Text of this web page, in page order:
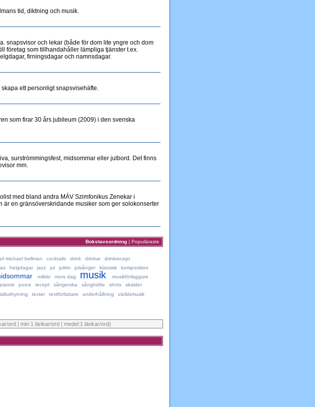
tid, diktning och musik.
snapsvisor och lekar (både för dom lite yngre och dom
företag som tillhandahåller lämpliga tjänster t.ex.
firningsdagar och namnsdagar.
ett personligt snapsvisehäfte.
som firar 30 års jubileum (2009) i den svenska
surströmmingsfest, midsommar eller julbord. Det finns
mm.
med bland andra MÁV Szimfonikus Zenekar i
är en gränsöverskridande musiker som ger solokonserter
Bokstavsordning | Populäraste
michael bellman cocktails drink drinkar drinkrecept
helgdagar jazz jul julrim julsånger klassisk
komposition
militär mors dag musik
musikförläggare
pianist poesi recept sångerska sånghäfte shots
skalder
tältuthyrning texter textförfattare underhållning
världsmusik
ord | min:1 länkar/ord | medel:1 länkar/ord)